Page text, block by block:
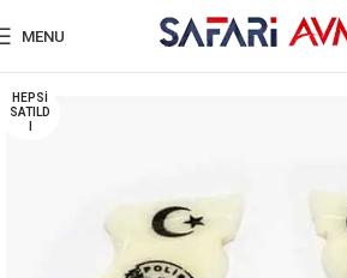
MENU
HEPSI
SATILD